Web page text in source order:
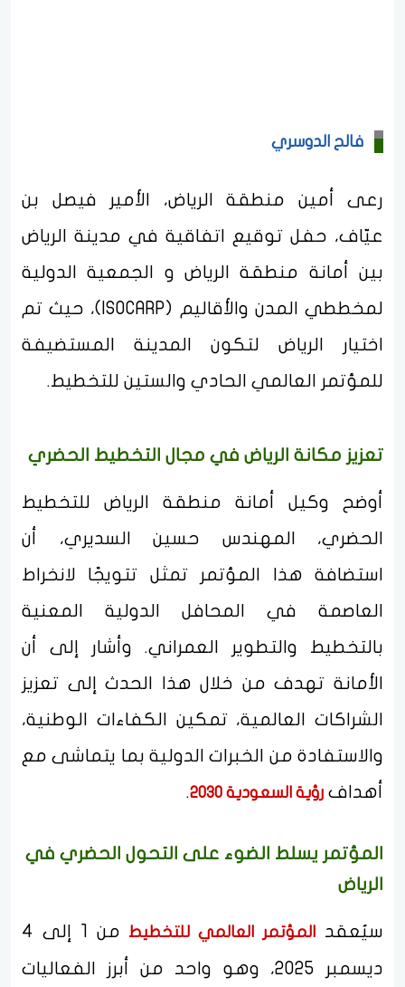
فالح الدوسري
رعى أمين منطقة الرياض، الأمير فيصل بن
عيّاف، حفل توقيع اتفاقية في مدينة الرياض
بين أمانة منطقة الرياض و الجمعية الدولية
لمخططي المدن والأقاليم (ISOCARP)، حيث تم
اختيار الرياض لتكون المدينة المستضيفة
للمؤتمر العالمي الحادي والستين للتخطيط.
تعزيز مكانة الرياض في مجال التخطيط الحضري
أوضح وكيل أمانة منطقة الرياض للتخطيط
الحضري، المهندس حسين السديري، أن
استضافة هذا المؤتمر تمثل تتويجًا لانخراط
العاصمة في المحافل الدولية المعنية
بالتخطيط والتطوير العمراني. وأشار إلى أن
الأمانة تهدف من خلال هذا الحدث إلى تعزيز
الشراكات العالمية، تمكين الكفاءات الوطنية،
والاستفادة من الخبرات الدولية بما يتماشى مع
أهداف رؤية السعودية 2030 .
المؤتمر يسلط الضوء على التحول الحضري في
الرياض
سيُعقد المؤتمر العالمي للتخطيط
من 1 إلى 4
ديسمبر 2025، وهو واحد من أبرز الفعاليات